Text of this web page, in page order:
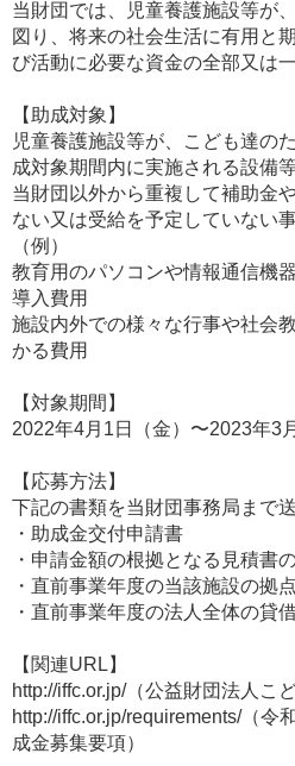
当財団では、児童養護施設等が
図り、将来の社会生活に有用と
び活動に必要な資金の全部又は
【助成対象】
児童養護施設等が、こども達の
成対象期間内に実施される設備
当財団以外から重複して補助金
ない又は受給を予定していない
（例）
教育用のパソコンや情報通信機
導入費用
施設内外での様々な行事や社会
かる費用
【対象期間】
2022年4月1日（金）〜2023年3
【応募方法】
下記の書類を当財団事務局まで
・助成金交付申請書
・申請金額の根拠となる見積書
・直前事業年度の当該施設の拠
・直前事業年度の法人全体の貸
【関連URL】
http://iffc.or.jp/（公益財団法人こ
http://iffc.or.jp/requirements/（
成金募集要項）